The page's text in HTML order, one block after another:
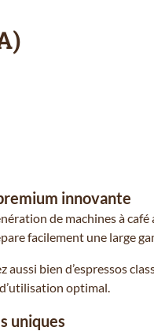
innovante
de machines à
facilement une large
aussi bien d’espressos
optimal.
uniques